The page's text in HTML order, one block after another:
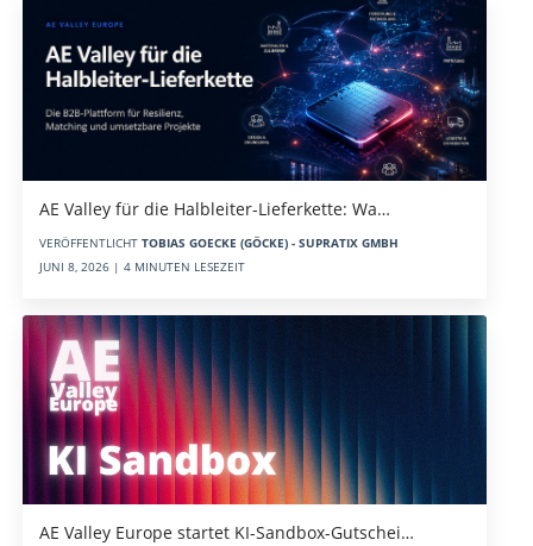
AE Valley für die Halbleiter-Lieferkette: Wa…
VERÖFFENTLICHT TOBIAS GOECKE (GÖCKE) - SUPRATIX GMBH
JUNI 8, 2026 | 4 MINUTEN LESEZEIT
AE Valley Europe startet KI-Sandbox-Gutschei…